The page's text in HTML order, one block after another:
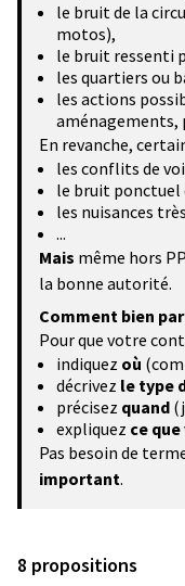
le bruit de la
motos),
le bruit ressenti
les quartiers ou
les actions
aménagements,
En revanche,
les conflits de
le bruit ponctuel
les nuisances
...
Mais même hors
la bonne autorité.
Comment bien
Pour que votre
indiquez où
décrivez le type
précisez quand
expliquez ce
Pas besoin de
important.
8 propositions